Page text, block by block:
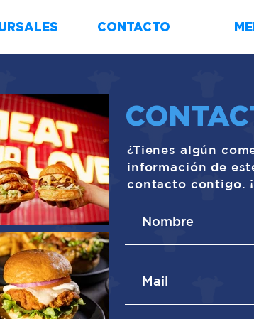
CONTACTO
¿Tienes algún
información de
contacto contigo.